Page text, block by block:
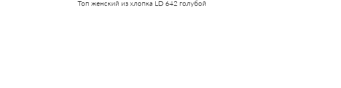
Топ женский из хлопка LD 642 голубой